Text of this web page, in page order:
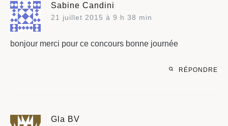
Sabine Candini
21 juillet 2015 à 9 h 38 min
bonjour merci pour ce concours bonne journée
RÉPONDRE
Gla BV